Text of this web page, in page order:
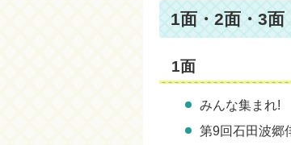
1面・2面・3面
1面
みんな集まれ!
第9回石田波